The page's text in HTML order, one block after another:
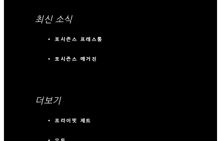
최신 소식
포시즌스 프레스룸
포시즌스 매거진
더보기
프라이빗 제트